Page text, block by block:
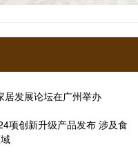
居发展论坛在广州举办
项创新升级产品发布 涉及食